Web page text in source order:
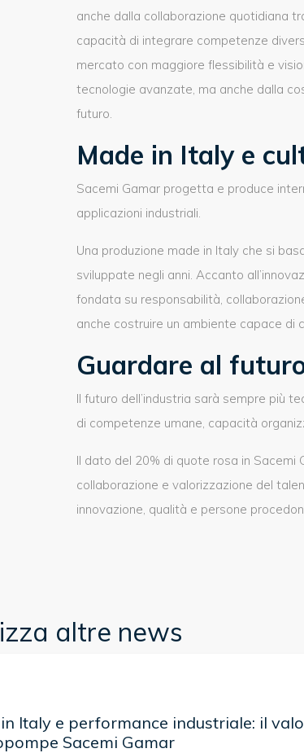
anche dalla collaborazione quotidiana
capacità di integrare competenze
mercato con maggiore flessibilità e
tecnologie avanzate, ma anche dalla
futuro.
Made in Italy e
Sacemi Gamar progetta e produce
applicazioni industriali.
Una produzione made in Italy che si
sviluppate negli anni. Accanto
fondata su responsabilità,
anche costruire un ambiente capace di
Guardare al
Il futuro dell’industria sarà sempre più
di competenze umane, capacità
Il dato del 20% di quote rosa in
collaborazione e valorizzazione del
innovazione, qualità e persone
altre news
Italy e performance industriale: il
Sacemi Gamar